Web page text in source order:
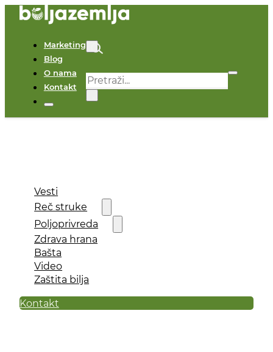
Marketing
Blog
O nama
Kontakt
Pretraga
Vesti
Reč struke
Poljoprivreda
Zdrava hrana
Bašta
Video
Zaštita bilja
Kontakt